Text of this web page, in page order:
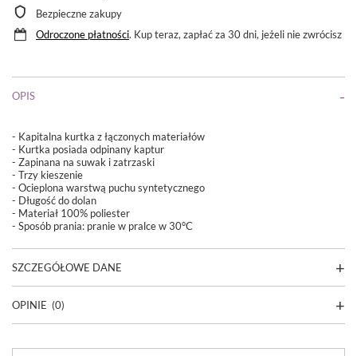
Bezpieczne zakupy
Odroczone płatności. Kup teraz, zapłać za 30 dni, jeżeli nie zwrócisz
OPIS
- Kapitalna kurtka z łączonych materiałów
- Kurtka posiada odpinany kaptur
- Zapinana na suwak i zatrzaski
- Trzy kieszenie
- Ocieplona warstwą puchu syntetycznego
- Długość do dolan
- Materiał 100% poliester
- Sposób prania: pranie w pralce w 30°C
SZCZEGÓŁOWE DANE
OPINIE (0)